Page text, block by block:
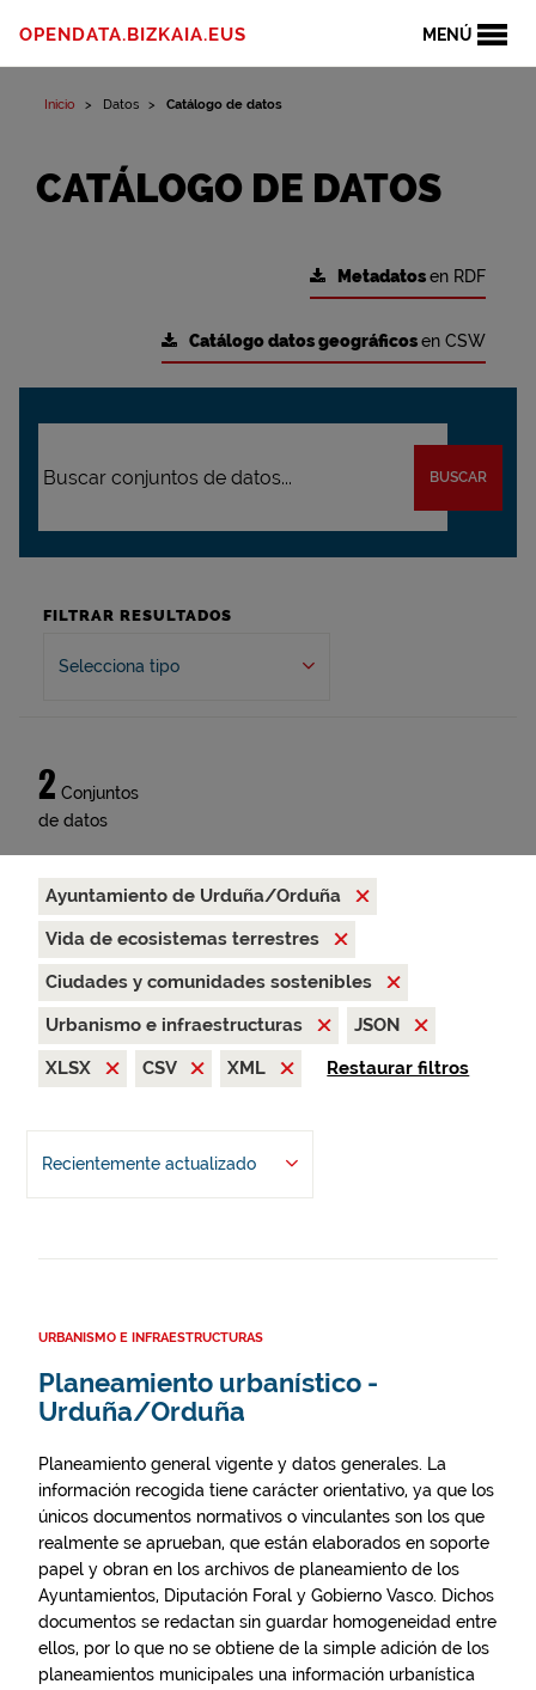
MENÚ
OPENDATA.BIZKAIA.EUS
Inicio Datos Catálogo de datos
CATÁLOGO DE DATOS
Metadatosen RDF
Catálogo datos geográficosen CSW
BUSCAR
FILTRAR RESULTADOS
Selecciona tipo
2 Conjuntos
de datos
Ayuntamiento de Urduña/Orduña
Vida de ecosistemas terrestres
Ciudades y comunidades sostenibles
Urbanismo e infraestructuras
JSON
XLSX
CSV XML Restaurar filtros
Recientemente actualizado
URBANISMO E INFRAESTRUCTURAS
Planeamiento urbanístico -
Urduña/Orduña
Planeamiento general vigente y datos generales. La
información recogida tiene carácter orientativo, ya que los
únicos documentos normativos o vinculantes son los que
realmente se aprueban, que están elaborados en soporte
papel y obran en los archivos de planeamiento de los
Ayuntamientos, Diputación Foral y Gobierno Vasco. Dichos
documentos se redactan sin guardar homogeneidad entre
ellos, por lo que no se obtiene de la simple adición de los
planeamientos municipales una información urbanística